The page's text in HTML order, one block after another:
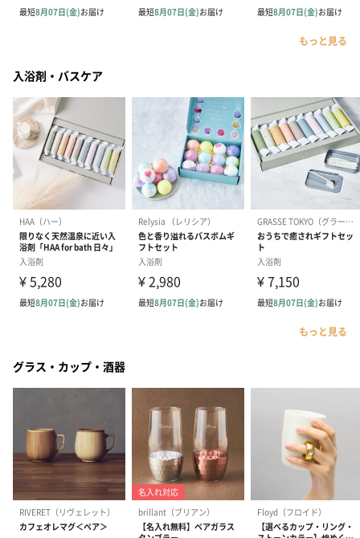
もっと見る
入浴剤・バスケア
もっと見る
グラス・カップ・酒器